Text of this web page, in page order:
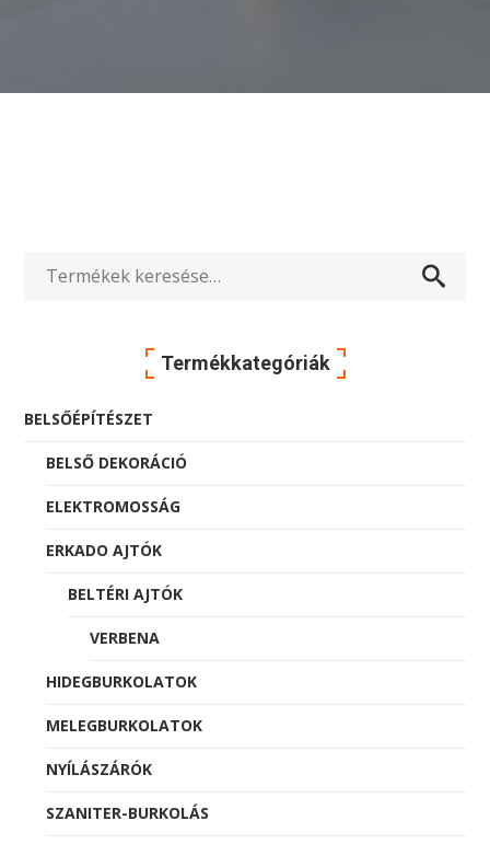
következőre:
Termékkategóriák
BELSŐÉPÍTÉSZET
BELSŐ DEKORÁCIÓ
ELEKTROMOSSÁG
ERKADO AJTÓK
BELTÉRI AJTÓK
VERBENA
HIDEGBURKOLATOK
MELEGBURKOLATOK
NYÍLÁSZÁRÓK
SZANITER-BURKOLÁS